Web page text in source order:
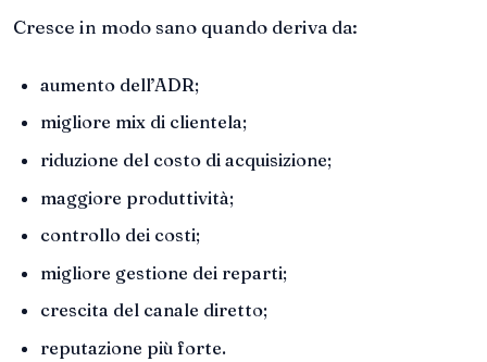
Cresce in modo sano quando deriva da:
aumento dell’ADR;
migliore mix di clientela;
riduzione del costo di acquisizione;
maggiore produttività;
controllo dei costi;
migliore gestione dei reparti;
crescita del canale diretto;
reputazione più forte.